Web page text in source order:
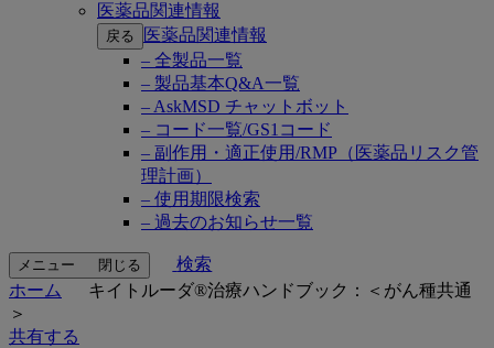
医薬品関連情報
戻る
医薬品関連情報
– 全製品一覧
– 製品基本Q&A一覧
– AskMSD チャットボット
– コード一覧/GS1コード
– 副作用・適正使用/RMP（医薬品リスク管
理計画）
– 使用期限検索
– 過去のお知らせ一覧
メニュー 閉じる
検索
ホーム
キイトルーダ®治療ハンドブック：＜がん種共通
＞
共有する